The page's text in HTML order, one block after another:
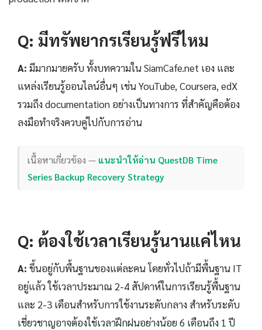
Q: มีทรัพยากรเรียนรู้ฟรีไหม
A: มีมากมายครับ ทั้งบทความใน SiamCafe.net เอง และ
แหล่งเรียนรู้ออนไลน์อื่นๆ เช่น YouTube, Coursera, edX
รวมถึง documentation อย่างเป็นทางการ ที่สำคัญคือต้อง
ลงมือทำจริงควบคู่ไปกับการอ่าน
เนื้อหาเกี่ยวข้อง — แนะนำให้อ่าน QuestDB Time
Series Backup Recovery Strategy
Q: ต้องใช้เวลาเรียนรู้นานแค่ไหน
A: ขึ้นอยู่กับพื้นฐานของแต่ละคน โดยทั่วไปถ้ามีพื้นฐาน IT
อยู่แล้ว ใช้เวลาประมาณ 2-4 สัปดาห์ในการเรียนรู้พื้นฐาน
และ 2-3 เดือนสำหรับการใช้งานระดับกลาง สำหรับระดับ
เชี่ยวชาญอาจต้องใช้เวลาฝึกฝนอย่างน้อย 6 เดือนถึง 1 ปี